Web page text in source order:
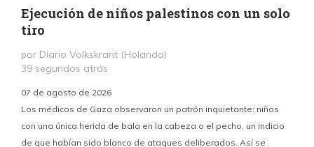
Ejecución de niños palestinos con un solo
tiro
por Diario Volkskrant (Holanda)
39 segundos atrás
07 de agosto de 2026
Los médicos de Gaza observaron un patrón inquietante: niños
con una única herida de bala en la cabeza o el pecho, un indicio
de que habían sido blanco de ataques deliberados. Así se